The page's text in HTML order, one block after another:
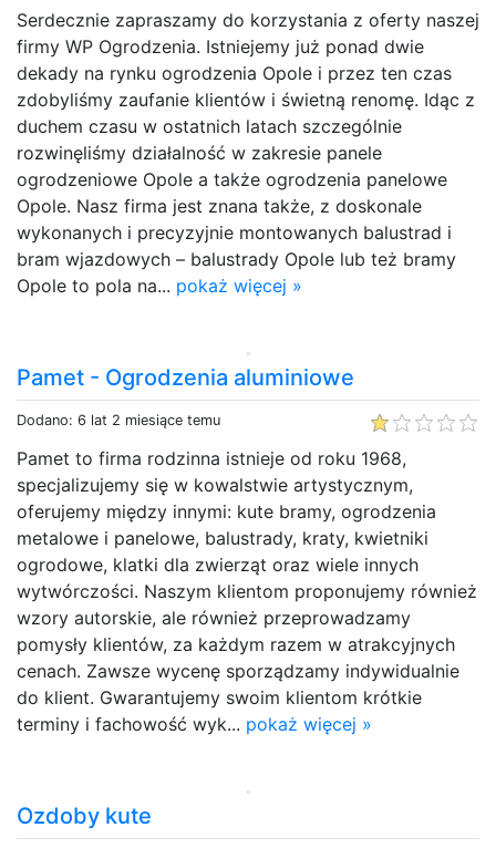
Serdecznie zapraszamy do korzystania z oferty naszej
firmy WP Ogrodzenia. Istniejemy już ponad dwie
dekady na rynku ogrodzenia Opole i przez ten czas
zdobyliśmy zaufanie klientów i świetną renomę. Idąc z
duchem czasu w ostatnich latach szczególnie
rozwinęliśmy działalność w zakresie panele
ogrodzeniowe Opole a także ogrodzenia panelowe
Opole. Nasz firma jest znana także, z doskonale
wykonanych i precyzyjnie montowanych balustrad i
bram wjazdowych – balustrady Opole lub też bramy
Opole to pola na... pokaż więcej »
Pamet - Ogrodzenia aluminiowe
Dodano: 6 lat 2 miesiące temu
Pamet to firma rodzinna istnieje od roku 1968,
specjalizujemy się w kowalstwie artystycznym,
oferujemy między innymi: kute bramy, ogrodzenia
metalowe i panelowe, balustrady, kraty, kwietniki
ogrodowe, klatki dla zwierząt oraz wiele innych
wytwórczości. Naszym klientom proponujemy również
wzory autorskie, ale również przeprowadzamy
pomysły klientów, za każdym razem w atrakcyjnych
cenach. Zawsze wycenę sporządzamy indywidualnie
do klient. Gwarantujemy swoim klientom krótkie
terminy i fachowość wyk... pokaż więcej »
Ozdoby kute